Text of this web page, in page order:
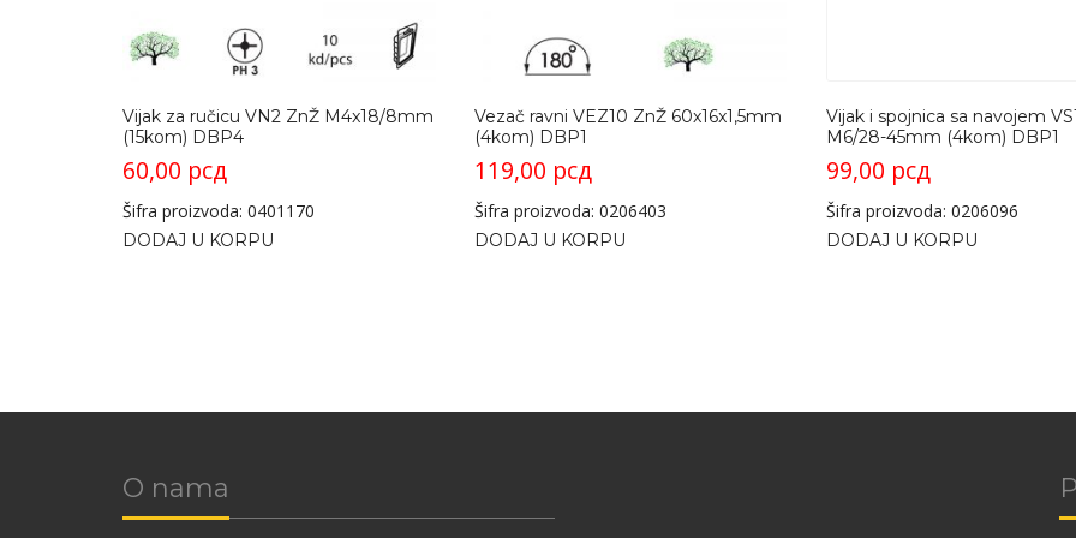
Vijak za ručicu VN2 ZnŽ M4x18/8mm
(15kom) DBP4
60,00 рсд
Šifra proizvoda: 0401170
DODAJ U KORPU
Vezač ravni VEZ10 ZnŽ 60x16x1,5mm
(4kom) DBP1
119,00 рсд
Šifra proizvoda: 0206403
DODAJ U KORPU
Vijak i spojnica sa navojem
M6/28-45mm (4kom) DBP1
99,00 рсд
Šifra proizvoda: 0206096
DODAJ U KORPU
O nama